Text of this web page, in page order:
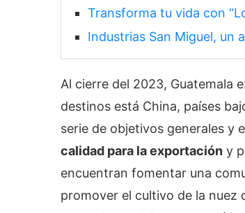
Transforma tu vida con
Industrias San Miguel, un
Al cierre del 2023, Guatemala
destinos está China, países
serie de objetivos generales y
calidad para la exportación y
encuentran fomentar una
promover el cultivo de la nuez